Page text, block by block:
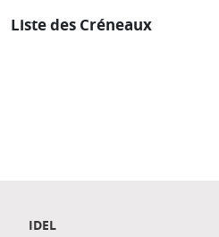
Liste des Créneaux
IDEL